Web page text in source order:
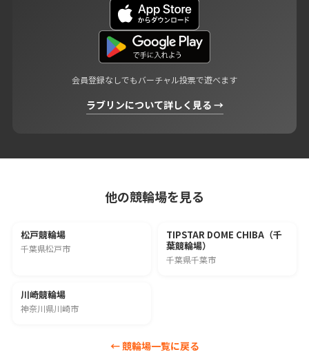
会員登録なしでもバーチャル投票で遊べます
ラブリンについて詳しく見る →
他の競輪場を見る
松戸競輪場
千葉県松戸市
TIPSTAR DOME CHIBA（千
葉競輪場）
千葉県千葉市
川崎競輪場
神奈川県川崎市
← 競輪場一覧に戻る